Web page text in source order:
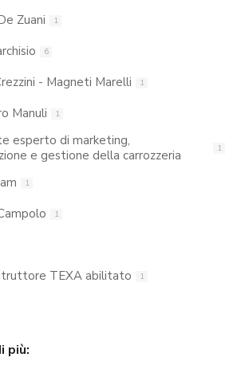
Zuani 1
6
- Magneti Marelli 1
Manuli 1
esperto di marketing,
e gestione della carrozzeria
1
1
1
TEXA abilitato 1
più: